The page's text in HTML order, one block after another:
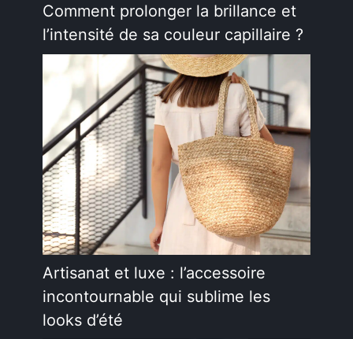
Comment prolonger la brillance et
l’intensité de sa couleur capillaire ?
Artisanat et luxe : l’accessoire
incontournable qui sublime les
looks d’été